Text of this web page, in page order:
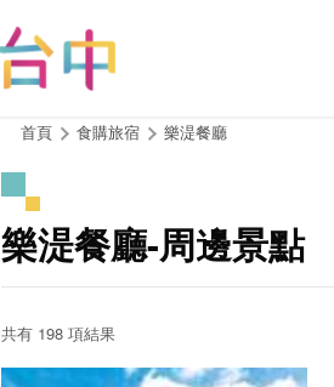
首頁 食購旅宿 樂湜餐廳
樂湜餐廳-周邊景點
共有 198 項結果